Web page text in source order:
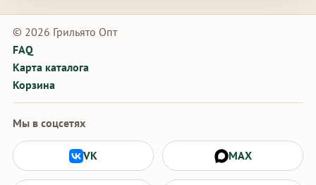
© 2026 Грильято Опт
FAQ
Карта каталога
Корзина
Мы в соцсетях
VK MAX